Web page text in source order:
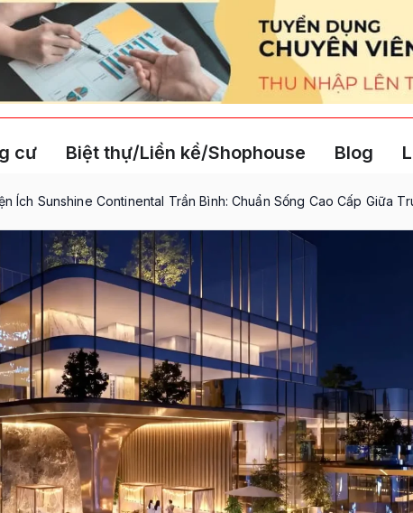
cư Biệt thự/Liền kề/Shophouse Blog
Ích Sunshine Continental Trần Bình: Chuẩn Sống Cao Cấp Giữa